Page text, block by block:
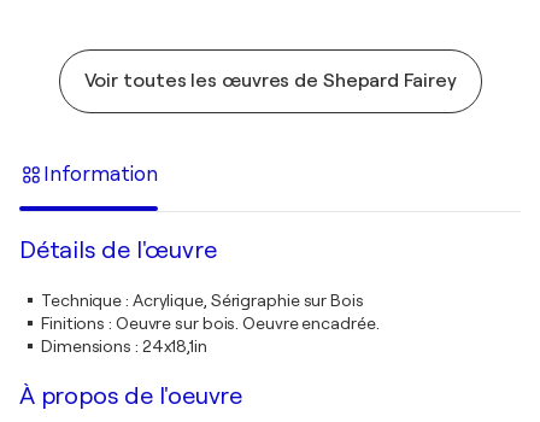
Voir toutes les œuvres de Shepard Fairey
Information
Détails de l'œuvre
Technique: Acrylique, Sérigraphie sur Bois
Finitions : Oeuvre sur bois. Oeuvre encadrée.
Dimensions : 24x18,1in
À propos de l'oeuvre